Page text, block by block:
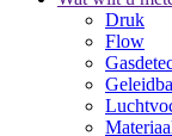
Druk
Flow